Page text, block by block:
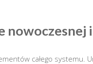
całego systemu.